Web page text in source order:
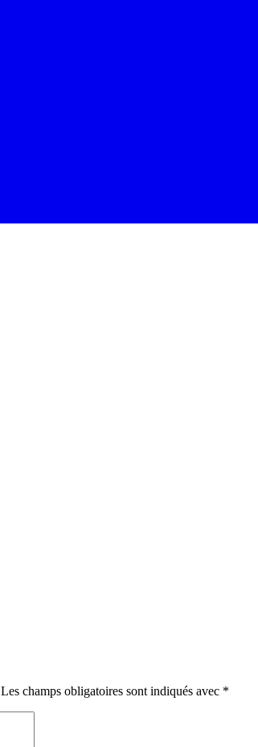
Les champs obligatoires sont indiqués avec *